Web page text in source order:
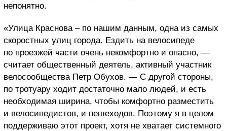
непонятно.
«Улица Краснова – по нашим данным, одна из самых
скоростных улиц города. Ездить на велосипеде
по проезжей части очень некомфортно и опасно, —
считает общественный деятель, активный участник
велосообщества Петр Обухов. — С другой стороны,
по тротуару ходит достаточно мало людей, и есть
необходимая ширина, чтобы комфортно разместить
и велосипедистов, и пешеходов. Поэтому я в целом
поддерживаю этот проект, хотя не хватает системного